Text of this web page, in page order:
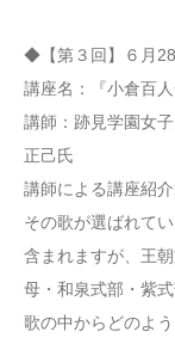
◆【第３回】６月
講座名：『小倉百
講師：跡見学園女
正己氏
講師による講座紹
その歌が選ばれて
含まれますが、王
母・和泉式部・紫
歌の中からどのよ